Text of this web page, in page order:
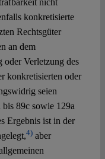
nicht
konkretisierte
Rechtsgüter
an dem
Verletzung des
konkretisierten oder
seien
89c sowie 129a
Ergebnis ist in der
4)aber